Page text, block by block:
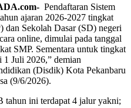
Pendaftaran Sistem
ajaran 2026-2027 tingkat
dan Sekolah Dasar (SD) negeri
online, dimulai pada tanggal
SMP. Sementara untuk tingkat
1 Juli 2026,” demian
(Disdik) Kota Pekanbaru
(9/6/2026).
ini terdapat 4 jalur yakni;